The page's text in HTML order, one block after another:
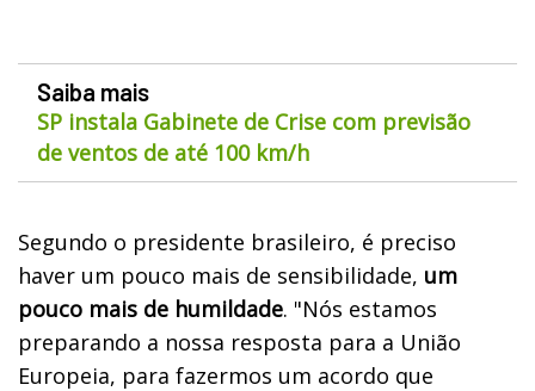
Saiba mais
SP instala Gabinete de Crise com previsão
de ventos de até 100 km/h
Segundo o presidente brasileiro, é preciso
haver um pouco mais de sensibilidade, um
pouco mais de humildade. "Nós estamos
preparando a nossa resposta para a União
Europeia, para fazermos um acordo que